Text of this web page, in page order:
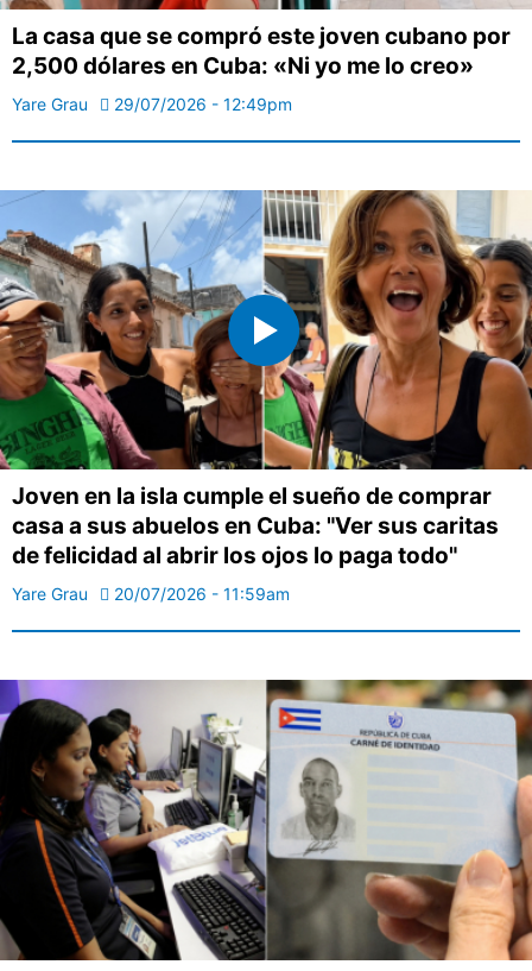
La casa que se compró este joven cubano por
2,500 dólares en Cuba: «Ni yo me lo creo»
Yare Grau 29/07/2026 - 12:49pm
Joven en la isla cumple el sueño de comprar
casa a sus abuelos en Cuba: "Ver sus caritas
de felicidad al abrir los ojos lo paga todo"
Yare Grau 20/07/2026 - 11:59am